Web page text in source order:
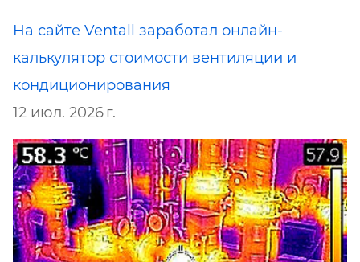
На сайте Ventall заработал онлайн-
калькулятор стоимости вентиляции и
кондиционирования
12 июл. 2026 г.